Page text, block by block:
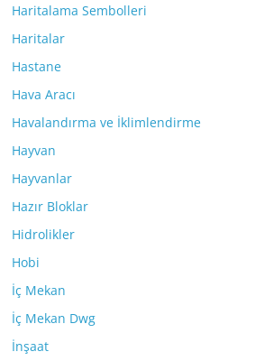
Haritalama Sembolleri
Haritalar
Hastane
Hava Aracı
Havalandırma ve İklimlendirme
Hayvan
Hayvanlar
Hazır Bloklar
Hidrolikler
Hobi
İç Mekan
İç Mekan Dwg
İnşaat